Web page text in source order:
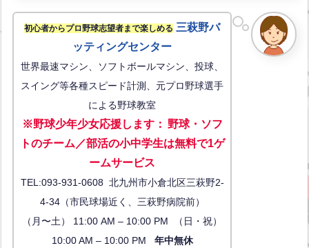
初心者からプロ野球志望者まで楽しめる 三萩野バ
ッティングセンター
世界最速マシン、ソフトボールマシン、投球、
スイング等各種スピード計測、元プロ野球選手
による野球教室
※野球少年少女応援します： 野球・ソフ
トのチーム／部活の小中学生は無料で1ゲ
ームサービス
TEL:093-931-0608 北九州市小倉北区三萩野2-
4-34（市民球場近く、三萩野病院前）
（月〜土） 11:00 AM – 10:00 PM （日・祝）
10:00 AM – 10:00 PM 年中無休